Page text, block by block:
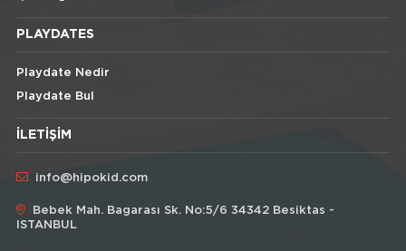
PLAYDATES
Playdate Nedir
Playdate Bul
İLETIŞIM
info@hipokid.com
Bebek Mah. Bagarası Sk. No:5/6 34342 Besiktas -
ISTANBUL